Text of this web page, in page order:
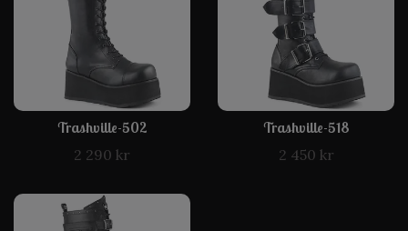
Trashville-502
2 290 kr
Trashville-518
2 450 kr